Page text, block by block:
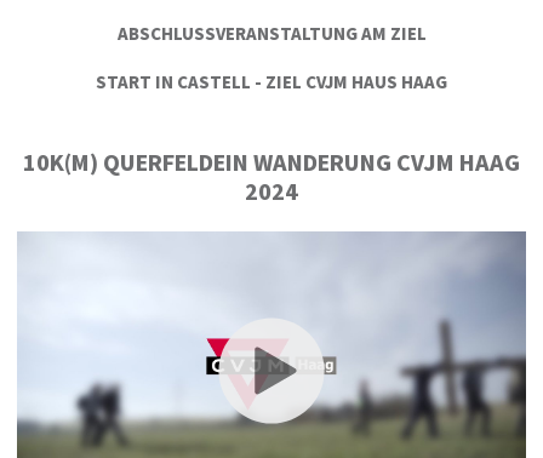
ABSCHLUSSVERANSTALTUNG AM ZIEL
START IN CASTELL - ZIEL CVJM HAUS HAAG
10K(M) QUERFELDEIN WANDERUNG CVJM HAAG
2024